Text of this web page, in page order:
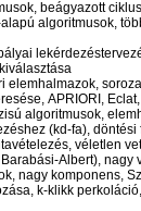
beágyazott
algoritmusok,
elemhalmazok,
APRIORI,
algoritmusok,
(kd-fa),
véletlen
Albert), nagy
nagy komponens,
k-klikk